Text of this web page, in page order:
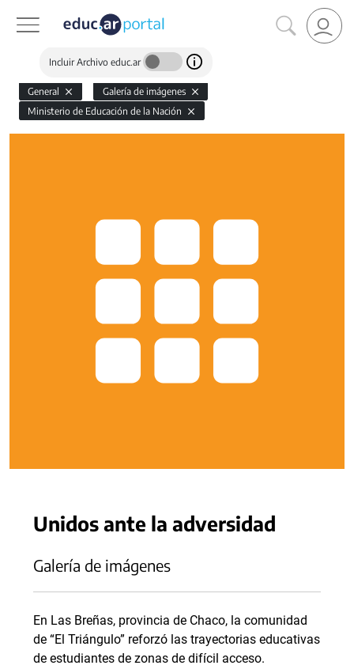
Incluir Archivo educ.ar
General
Galería de imágenes
Ministerio de Educación de la Nación
Unidos ante la adversidad
Galería de imágenes
En Las Breñas, provincia de Chaco, la comunidad
de “El Triángulo” reforzó las trayectorias educativas
de estudiantes de zonas de difícil acceso.